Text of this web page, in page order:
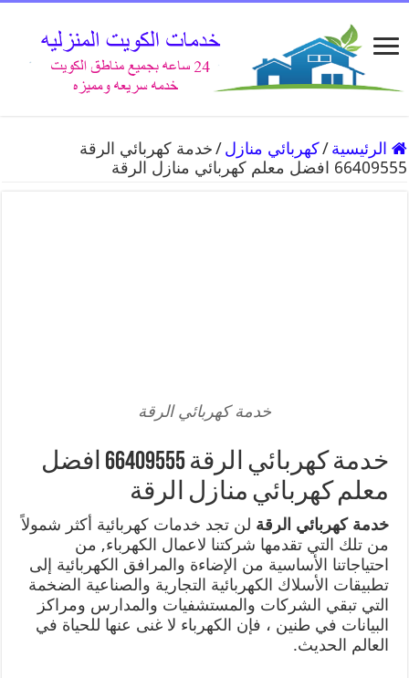
الرئيسية /كهربائي منازل /خدمة كهربائي الرقة
66409555 افضل معلم كهربائي منازل الرقة
خدمة كهربائي الرقة
خدمة كهربائي الرقة 66409555 افضل
معلم كهربائي منازل الرقة
خدمة كهربائي الرقة لن تجد خدمات كهربائية أكثر شمولاً
من تلك التي تقدمها شركتنا لاعمال الكهرباء, من
احتياجاتنا الأساسية من الإضاءة والمرافق الكهربائية إلى
تطبيقات الأسلاك الكهربائية التجارية والصناعية الضخمة
التي تبقي الشركات والمستشفيات والمدارس ومراكز
البيانات في طنين ، فإن الكهرباء لا غنى عنها للحياة في
العالم الحديث.